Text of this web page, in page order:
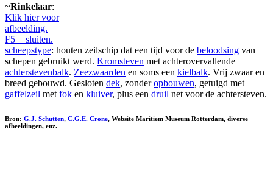
~Rinkelaar:
Klik hier voor
afbeelding.
F5 = sluiten.
scheepstype: houten zeilschip dat een tijd voor de beloodsing van
schepen gebruikt werd. Kromsteven met achterovervallende
achterstevenbalk. Zeezwaarden en soms een kielbalk. Vrij zwaar en
breed gebouwd. Gesloten dek, zonderopbouwen, getuigd met
gaffelzeil met fok en kluiver, plus een druil net voor de achtersteven.
Bron: G.J. Schutten, C.G.E. Crone, Website Maritiem Museum Rotterdam, diverse
afbeeldingen, enz.